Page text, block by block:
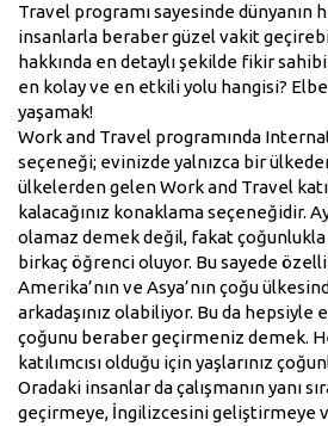
Travel programı sayesinde dünyanın
insanlarla beraber güzel vakit
hakkında en detaylı şekilde fikir
en kolay ve en etkili yolu hangisi?
yaşamak!
Work and Travel programında
seçeneği; evinizde yalnızca bir
ülkelerden gelen Work and Travel
kalacağınız konaklama seçeneğidir.
olamaz demek değil, fakat
birkaç öğrenci oluyor. Bu sayede
Amerika’nın ve Asya’nın çoğu
arkadaşınız olabiliyor. Bu da
çoğunu beraber geçirmeniz demek.
katılımcısı olduğu için yaşlarınız
Oradaki insanlar da çalışmanın yanı
geçirmeye, İngilizcesini geliştirmeye